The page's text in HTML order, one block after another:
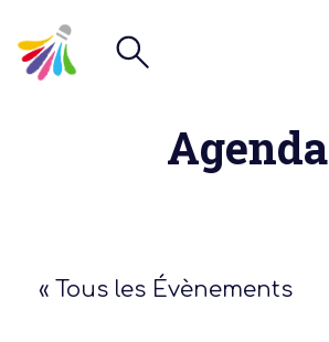
Agenda
« Tous les Évènements